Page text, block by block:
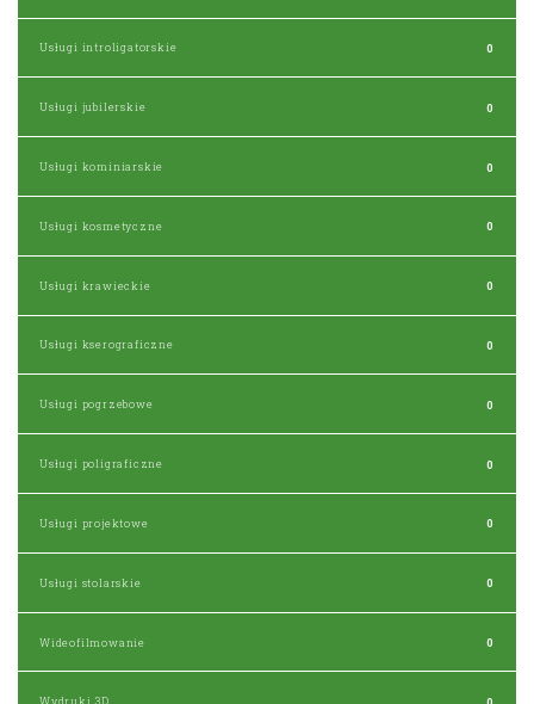
Usługi introligatorskie 0
Usługi jubilerskie 0
Usługi kominiarskie 0
Usługi kosmetyczne 0
Usługi krawieckie 0
Usługi kserograficzne 0
Usługi pogrzebowe 0
Usługi poligraficzne 0
Usługi projektowe 0
Usługi stolarskie 0
Wideofilmowanie 0